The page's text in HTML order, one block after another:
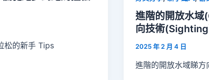
松的新手 Tips
進階的開放水
向技術
2025 年 2 月 4 日
進階的開放水域睇